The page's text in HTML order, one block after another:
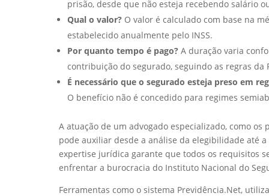
prisão, desde que não esteja recebendo salário
Qual o valor? O valor é calculado com base na
estabelecido anualmente pelo INSS.
Por quanto tempo é pago? A duração varia
contribuição do segurado, seguindo as regras da
É necessário que o segurado esteja preso em
O benefício não é concedido para regimes
A atuação de um advogado especializado, como os
pode auxiliar desde a análise da elegibilidade até
expertise jurídica garante que todos os requisitos
enfrentar a burocracia do Instituto Nacional do
Ferramentas como o sistema Previdência.Net,